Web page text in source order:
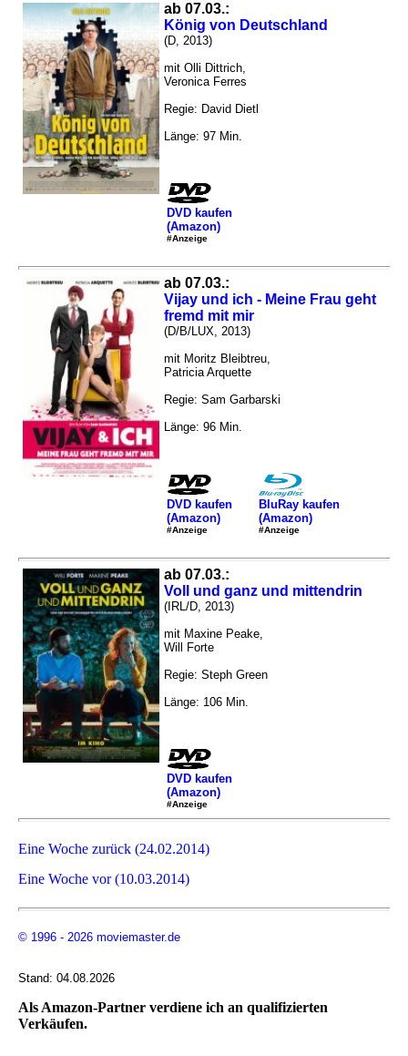
ab 07.03.:
König von Deutschland
(D, 2013)
mit Olli Dittrich,
Veronica Ferres
Regie: David Dietl
Länge: 97 Min.
DVD kaufen
(Amazon)
#Anzeige
ab 07.03.:
Vijay und ich - Meine Frau geht
fremd mit mir
(D/B/LUX, 2013)
mit Moritz Bleibtreu,
Patricia Arquette
Regie: Sam Garbarski
Länge: 96 Min.
DVD kaufen
(Amazon)
#Anzeige
BluRay kaufen
(Amazon)
#Anzeige
ab 07.03.:
Voll und ganz und mittendrin
(IRL/D, 2013)
mit Maxine Peake,
Will Forte
Regie: Steph Green
Länge: 106 Min.
DVD kaufen
(Amazon)
#Anzeige
Eine Woche zurück (24.02.2014)
Eine Woche vor (10.03.2014)
© 1996 - 2026 moviemaster.de
Stand: 04.08.2026
Als Amazon-Partner verdiene ich an qualifizierten
Verkäufen.